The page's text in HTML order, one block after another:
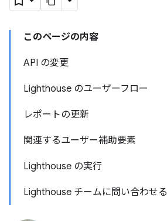
このページの内容
API の変更
Lighthouse のユーザーフロー
レポートの更新
関連するユーザー補助要素
Lighthouse の実行
Lighthouse チームに問い合わせる